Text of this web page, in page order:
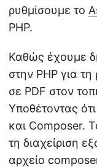
ρυθμίσουμε το
PHP.
Καθώς έχουμε
στην PHP για
σε PDF στον
Υποθέτοντας
και Composer.
τη διαχείριση
αρχείο